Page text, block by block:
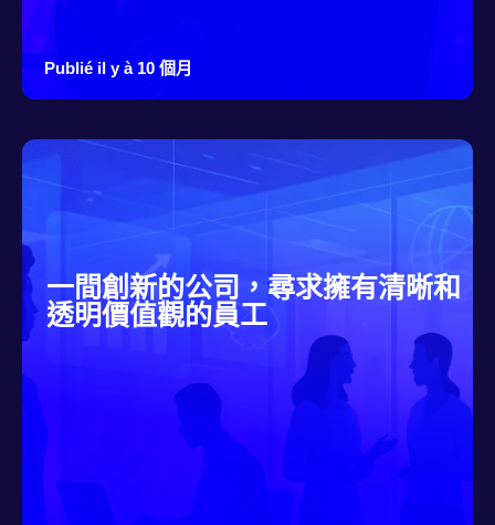
Publié il y à 10 個月
一間創新的公司，尋求擁有清晰和
透明價值觀的員工